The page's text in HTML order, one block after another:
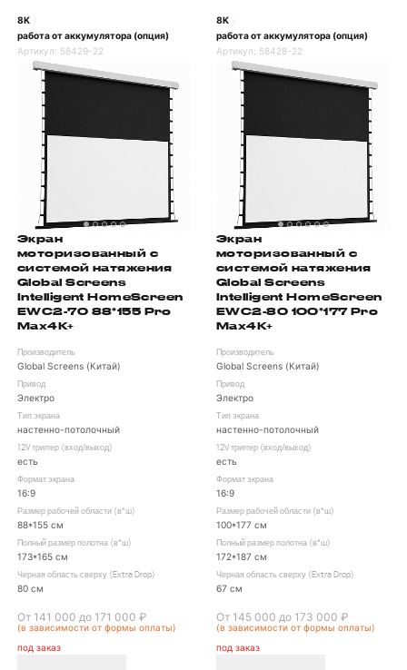
8K
работа от аккумулятора (опция)
Артикул: 58429-22
Экран
моторизованный с
системой натяжения
Global Screens
Intelligent HomeScreen
EWC2-70 88*155 Pro
Max4K+
Производитель
Global Screens (Китай)
Привод
Электро
Тип экрана
настенно-потолочный
12V триггер (вход/выход)
есть
Формат экрана
16:9
Размер рабочей области (в*ш)
88*155 см
Полный размер полотна (в*ш)
173*165 см
Черная область сверху (Extra Drop)
80 см
От 141 000 до 171 000 ₽
(в зависимости от формы оплаты)
под заказ
8K
работа от аккумулятора (опция)
Артикул: 58428-22
Экран
моторизованный с
системой натяжения
Global Screens
Intelligent HomeScreen
EWC2-80 100*177 Pro
Max4K+
Производитель
Global Screens (Китай)
Привод
Электро
Тип экрана
настенно-потолочный
12V триггер (вход/выход)
есть
Формат экрана
16:9
Размер рабочей области (в*ш)
100*177 см
Полный размер полотна (в*ш)
172*187 см
Черная область сверху (Extra Drop)
67 см
От 145 000 до 173 000 ₽
(в зависимости от формы оплаты)
под заказ